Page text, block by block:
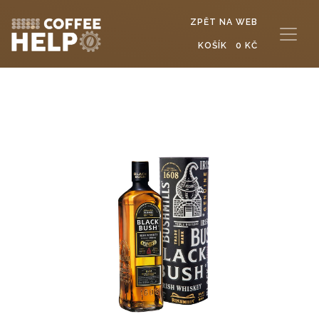
ZPĚT NA WEB
KOŠÍK 0 KČ